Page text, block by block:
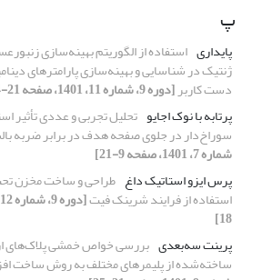
پ
پایداری استفاده از الگوریتم بهینه‌سازی
ژنتیک در شناسایی و بهینه‌سازی پارامترهای
دست کاربر[دوره 9، شماره 11، 1401، صفحه 21-34]
پرتابه با نوک اجایو تحلیل تجربی و عددی تأثیر
سوراخ‌دار در جلوی صفحه هدف در برابر ضربه
شماره 7، 1401، صفحه 9-21]
پرس ایزو استاتیک داغ طراحی و ساخت مخزن
استفاده از فرایند شرینک فیت
18]
پرینت سه‌بعدی بررسی خواص خمشی پلاک‌های
ساخته‌شده از پلیمرهای مختلف به روش ساخت